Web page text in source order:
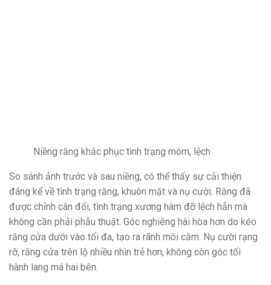
Niềng răng khắc phục tình trạng móm, lệch
So sánh ảnh trước và sau niềng, có thể thấy sự cải thiện
đáng kể về tình trạng răng, khuôn mặt và nụ cười. Răng đã
được chỉnh cân đối, tình trạng xương hàm đỡ lệch hẳn mà
không cần phải phẫu thuật. Góc nghiêng hài hòa hơn do kéo
răng cửa dưới vào tối đa, tạo ra rãnh môi cằm. Nụ cười rạng
rỡ, răng cửa trên lộ nhiều nhìn trẻ hơn, không còn góc tối
hành lang má hai bên.